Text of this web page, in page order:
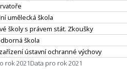
umělecká škola
školy s právem stát. Zkoušky
škola
ústavní ochranné výchovy
rok 2021Data pro rok 2021